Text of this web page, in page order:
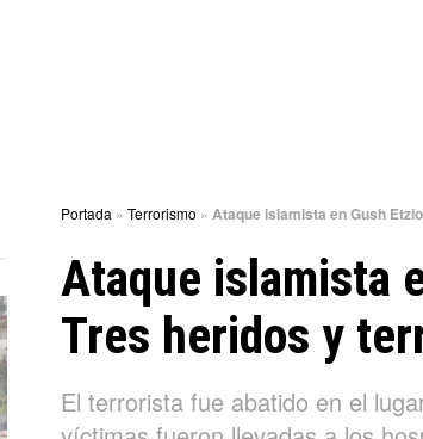
Portada » Terrorismo » Ataque islamista en Gush
Ataque islamista
Tres heridos y
El terrorista fue abatido en el